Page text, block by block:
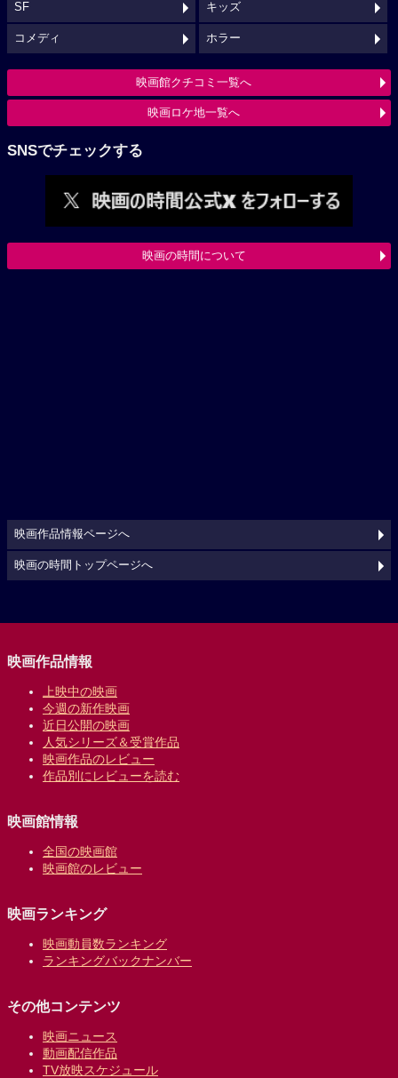
SF キッズ
コメディ ホラー
映画館クチコミ一覧へ
映画ロケ地一覧へ
SNSでチェックする
映画の時間について
映画作品情報ページへ
映画の時間トップページへ
映画作品情報
上映中の映画
今週の新作映画
近日公開の映画
人気シリーズ＆受賞作品
映画作品のレビュー
作品別にレビューを読む
映画館情報
全国の映画館
映画館のレビュー
映画ランキング
映画動員数ランキング
ランキングバックナンバー
その他コンテンツ
映画ニュース
動画配信作品
TV放映スケジュール